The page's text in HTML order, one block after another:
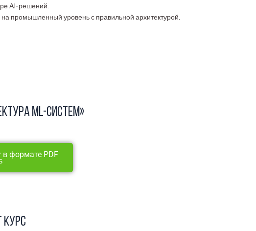
AI-решений.
промышленный уровень с правильной архитектурой.
ML-систем​»
формате PDF
курс